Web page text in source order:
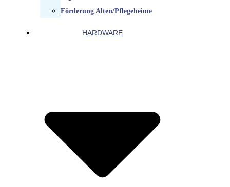
Förderung Alten/Pflegeheime
HARDWARE